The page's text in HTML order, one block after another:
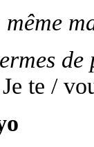
de
te /